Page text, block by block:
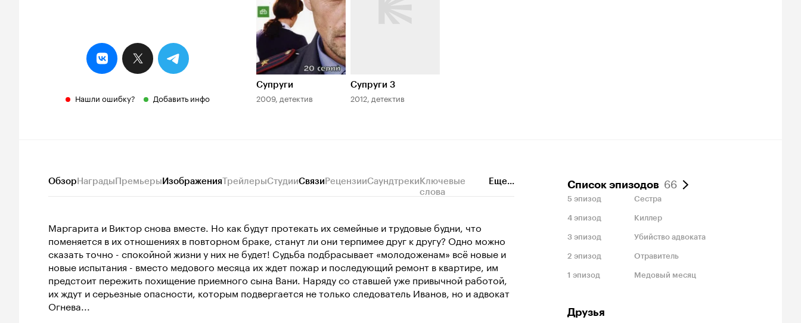
Нашли ошибку? Добавить инфо
Супруги
2009, детектив
Супруги 3
2012, детектив
ОбзорНаградыПремьерыИзображенияТрейлерыСтудииСвязиРецензииСаундтрекиКлючевые
слова
Еще...
Маргарита и Виктор снова вместе. Но как будут протекать их семейные и трудовые будни, что
поменяется в их отношениях в повторном браке, станут ли они терпимее друг к другу? Одно можно
сказать точно - спокойной жизни у них не будет! Судьба подбрасывает «молодоженам» всё новые и
новые испытания - вместо медового месяца их ждет пожар и последующий ремонт в квартире, им
предстоит пережить похищение приемного сына Вани. Наряду со ставшей уже привычной работой,
их ждут и серьезные опасности, которым подвергается не только следователь Иванов, но и адвокат
Огнева...
Список эпизодов 66
5 эпизод Сестра
4 эпизод Киллер
3 эпизод Убийство адвоката
2 эпизод Отравитель
1 эпизод Медовый месяц
Друзья